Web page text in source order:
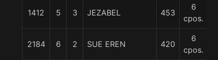
1412 5 3 JEZABEL 453
6
cpos.
2184 6 2 SUE EREN 420
6
cpos.